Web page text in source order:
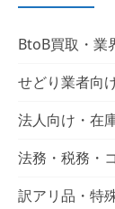
BtoB買取・業
せどり業者向
法人向け・在
法務・税務・
訳アリ品・特